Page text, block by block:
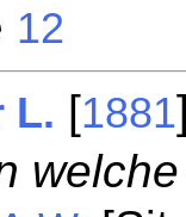
12
L. [1881